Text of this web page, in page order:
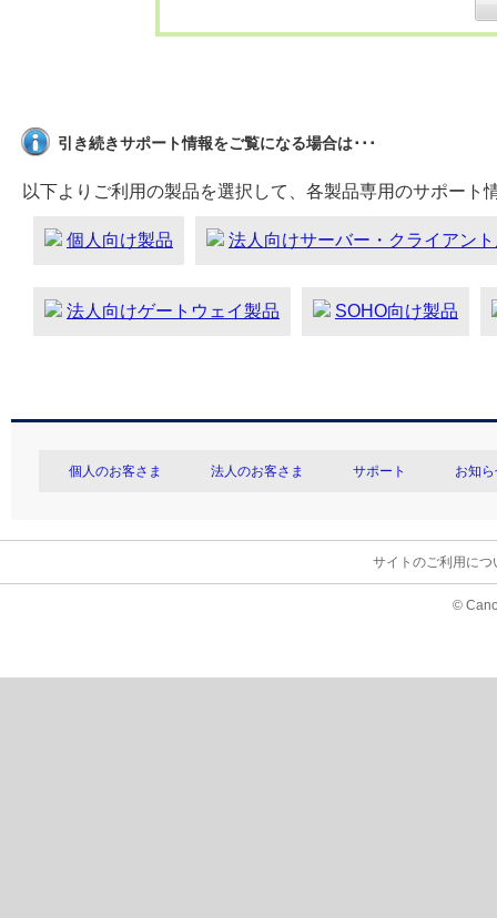
引き続きサポート情報をご覧になる場合は･･･
以下よりご利用の製品を選択して、各製品専用のサポート
個人向け製品 法人向けサーバー・クライアン
法人向けゲートウェイ製品 SOHO向け製品
個人のお客さま 法人のお客さま サポート お知
サイトのご利用につ
©